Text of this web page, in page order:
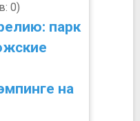
0)
парк
на